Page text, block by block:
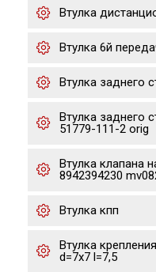
Втулка
Втулка 6й
Втулка заднего
Втулка заднего
51779-111-2 orig
Втулка клапана
8942394230
Втулка кпп
Втулка
d=7x7 l=7,5